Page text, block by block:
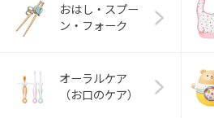
おはし・スプー
ン・フォーク
オーラルケア
（お口のケア）